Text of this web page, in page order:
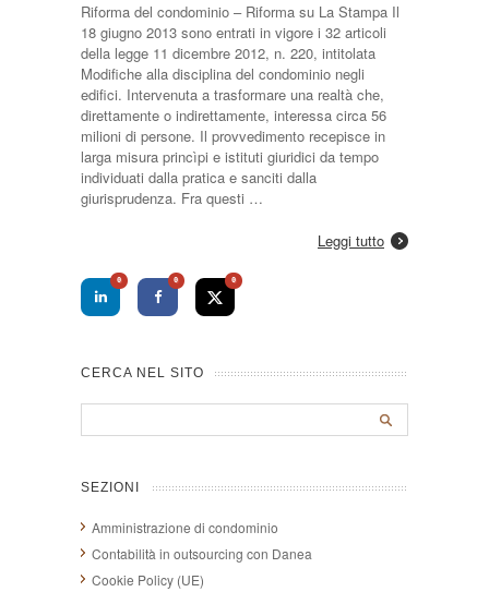
Riforma del condominio – Riforma su La Stampa Il
18 giugno 2013 sono entrati in vigore i 32 articoli
della legge 11 dicembre 2012, n. 220, intitolata
Modifiche alla disciplina del condominio negli
edifici. Intervenuta a trasformare una realtà che,
direttamente o indirettamente, interessa circa 56
milioni di persone. Il provvedimento recepisce in
larga misura princìpi e istituti giuridici da tempo
individuati dalla pratica e sanciti dalla
giurisprudenza. Fra questi …
Leggi tutto
0 0 0
CERCA NEL SITO
SEZIONI
Amministrazione di condominio
Contabilità in outsourcing con Danea
Cookie Policy (UE)